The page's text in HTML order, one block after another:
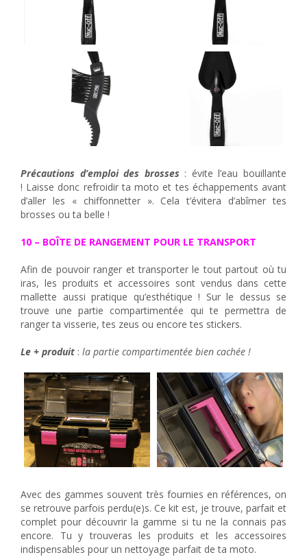
Précautions d’emploi des brosses : évite l’eau bouillante
! Laisse donc refroidir ta moto et tes échappements avant
d’aller les « chiffonnetter ». Cela t’évitera d’abîmer tes
brosses ou ta belle !
10 – BOÎTE DE RANGEMENT POUR LE TRANSPORT
Afin de pouvoir ranger et transporter le tout partout où tu
iras, les produits et accessoires sont vendus dans cette
mallette aussi pratique qu’esthétique ! Sur le dessus se
trouve une partie compartimentée qui te permettra de
ranger ta visserie, tes zeus ou encore tes stickers.
Le + produit : la partie compartimentée bien cachée !
Avec des gammes souvent très fournies en références, on
se retrouve parfois perdu(e)s. Ce kit est, je trouve, parfait et
complet pour découvrir la gamme si tu ne la connais pas
encore. Tu y trouveras les produits et les accessoires
indispensables pour un nettoyage parfait de ta moto.